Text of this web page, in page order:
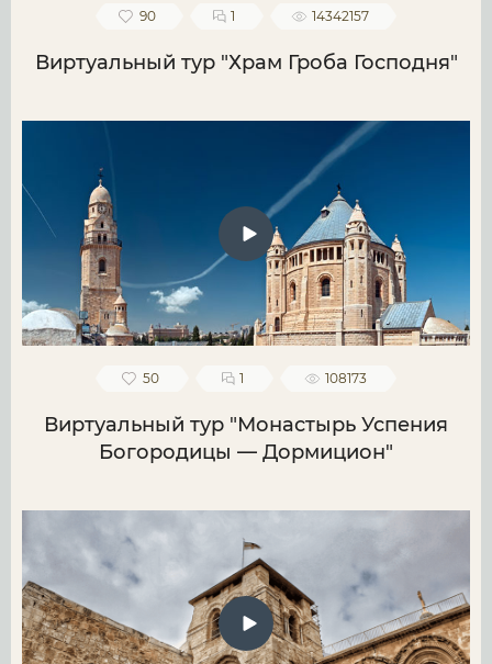
90 1 14342157
Виртуальный тур "Храм Гроба Господня"
50 1 108173
Виртуальный тур "Монастырь Успения
Богородицы — Дормицион"